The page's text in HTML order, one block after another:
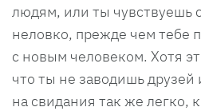
людям, или ты чувствуешь
неловко, прежде чем тебе
с новым человеком. Хотя
что ты не заводишь
на свидания так же легко,